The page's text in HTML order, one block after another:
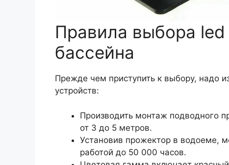
Правила выбора
бассейна
Прежде чем приступить к выбору, надо
устройств:
Производить монтаж подводного
от 3 до 5 метров.
Установив прожектор в водоеме,
работой до 50 000 часов.